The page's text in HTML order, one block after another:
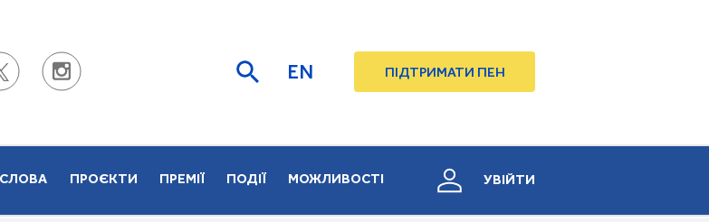
EN ПІДТРИМАТИ ПЕН
ПРОЄКТИ ПРЕМІЇ ПОДІЇ МОЖЛИВОСТІ УВІЙТИ